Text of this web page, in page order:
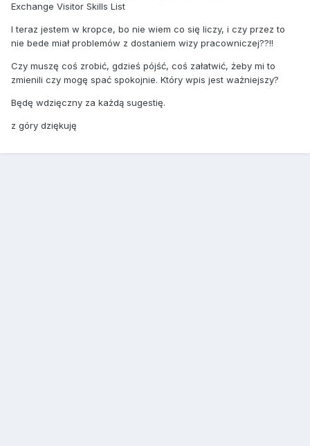
Exchange Visitor Skills List
I teraz jestem w kropce, bo nie wiem co się liczy, i czy przez to
nie bede miał problemów z dostaniem wizy pracowniczej??!!
Czy muszę coś zrobić, gdzieś pójść, coś załatwić, żeby mi to
zmienili czy mogę spać spokojnie. Który wpis jest ważniejszy?
Będę wdzięczny za każdą sugestię.
z góry dziękuję